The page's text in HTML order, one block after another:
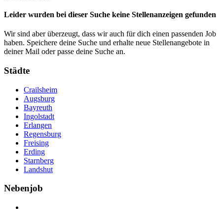
Leider wurden bei dieser Suche keine Stellenanzeigen gefunden
Wir sind aber überzeugt, dass wir auch für dich einen passenden Job
haben. Speichere deine Suche und erhalte neue Stellenangebote in
deiner Mail oder passe deine Suche an.
Städte
Crailsheim
Augsburg
Bayreuth
Ingolstadt
Erlangen
Regensburg
Freising
Erding
Starnberg
Landshut
Nebenjob